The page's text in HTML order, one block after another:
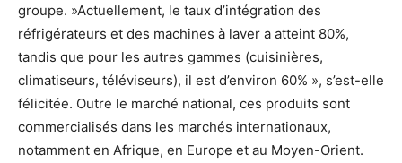
groupe. »Actuellement, le taux d’intégration des
réfrigérateurs et des machines à laver a atteint 80%,
tandis que pour les autres gammes (cuisinières,
climatiseurs, téléviseurs), il est d’environ 60% », s’est-elle
félicitée. Outre le marché national, ces produits sont
commercialisés dans les marchés internationaux,
notamment en Afrique, en Europe et au Moyen-Orient.